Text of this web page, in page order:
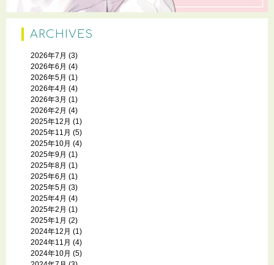
ARCHIVES
2026年7月 (3)
2026年6月 (4)
2026年5月 (1)
2026年4月 (4)
2026年3月 (1)
2026年2月 (4)
2025年12月 (1)
2025年11月 (5)
2025年10月 (4)
2025年9月 (1)
2025年8月 (1)
2025年6月 (1)
2025年5月 (3)
2025年4月 (4)
2025年2月 (1)
2025年1月 (2)
2024年12月 (1)
2024年11月 (4)
2024年10月 (5)